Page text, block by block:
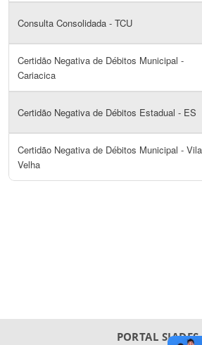
Consulta Consolidada - TCU
Certidão Negativa de Débitos Municipal -
Cariacica
Certidão Negativa de Débitos Estadual - ES
Certidão Negativa de Débitos Municipal - Vila
Velha
PORTAL SIADES